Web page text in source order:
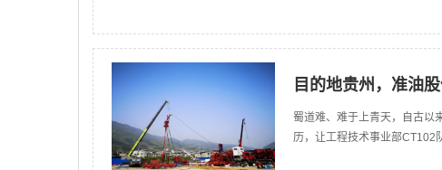
目的地贵州，准油
蜀道难、难于上青天，自古以
历，让工程技术事业部CT102